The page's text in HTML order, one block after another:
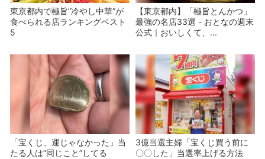
東京都内で極旨”冷やし中華”が
食べられる店ランキングベスト
5
【東京都内】「極旨とんかつ」
最強の名店33選 - おとなの週末
公式｜おいしくて、...
「宝くじ、運じゃなかった」当
たる人は“同じこと”してる
3億当選主婦「宝くじ買う前に
〇〇した」当選率上げる方法